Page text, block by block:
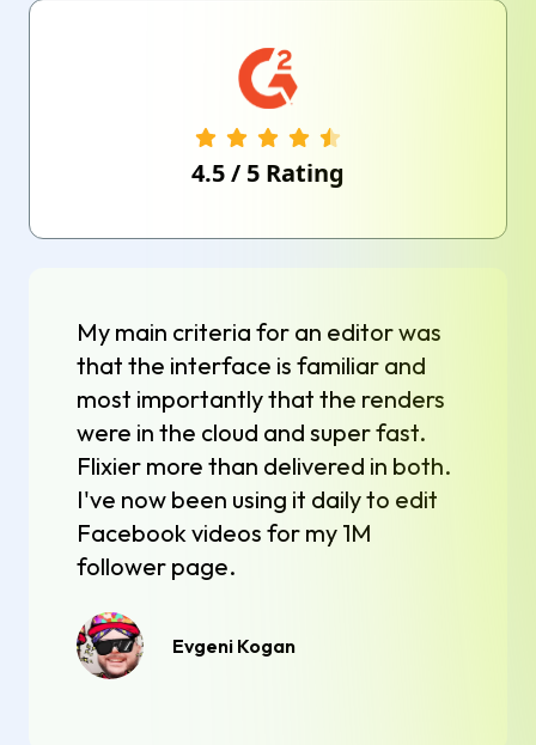
4.5/ 5 Rating
My main criteria for an editor was
that the interface is familiar and
most importantly that the renders
were in the cloud and super fast.
Flixier more than delivered in both.
I've now been using it daily to edit
Facebook videos for my 1M
follower page.
Evgeni Kogan